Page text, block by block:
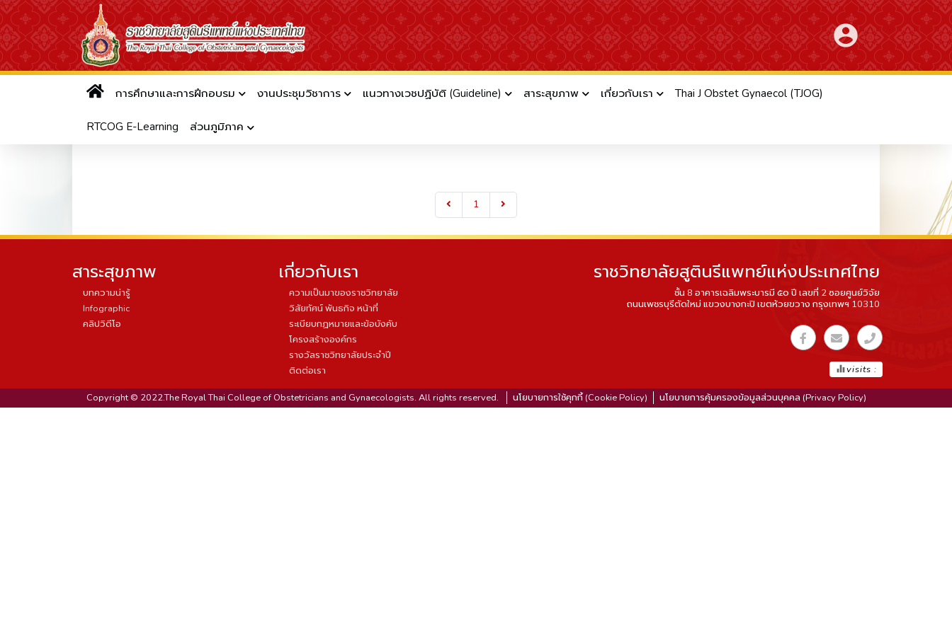
account_circle
การศึกษาและการฝึกอบรม งานประชุมวิชาการ แนวทางเวชปฏิบัติ (Guideline) สาระสุขภาพ เกี่ยวกับเรา Thai J Obstet Gynaecol (TJOG)
RTCOG E-Learning ส่วนภูมิภาค
Infographic
1
สาระสุขภาพ
บทความน่ารู้
Infographic
คลิปวิดีโอ
เกี่ยวกับเรา
ความเป็นมาของราชวิทยาลัย
วิสัยทัศน์ พันธกิจ หน้าที่
ระเบียบกฏหมายและข้อบังคับ
โครงสร้างองค์กร
รางวัลราชวิทยาลัยประจำปี
ติดต่อเรา
ราชวิทยาลัยสูตินรีแพทย์แห่งประเทศไทย
ชั้น 8 อาคารเฉลิมพระบารมี ๕๐ ปี เลขที่ 2 ซอยศูนย์วิจัย
ถนนเพชรบุรีตัดใหม่ แขวงบางกะปิ เขตห้วยขวาง กรุงเทพฯ 10310
equalizervisits :
Copyright © 2022.The Royal Thai College of Obstetricians and Gynaecologists. All rights reserved. นโยบายการใช้คุกกี้ (Cookie Policy) นโยบายการคุ้มครองข้อมูลส่วนบุคคล (Privacy Policy)